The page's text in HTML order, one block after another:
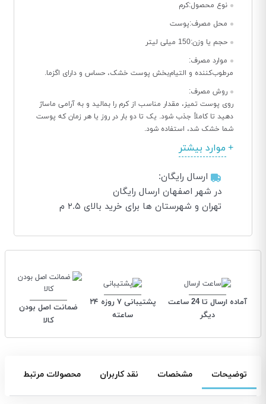
نوع محصول:کرم
محل مصرف:پوست
حجم یا وزن:150 میلی لیتر
موارد مصرف:
مرطوب‌کننده و التیام‌بخش پوست خشک، حساس و دارای اگزما.
روش مصرف:
روی پوست تمیز، مقدار مناسب از کرم را بمالید و به آرامی ماساژ
دهید تا کاملاً جذب شود. یک تا دو بار در روز یا هر زمان که پوست
شما خشک شد، استفاده شود.
موارد بیشتر
ارسال رایگان:
در شهر اصفهان ارسال رایگان
تهران و شهرستان ها برای خرید بالای ۲.۵ م
آماده ارسال تا 24 ساعت
دیگر
پشتیبانی ۷ روزه ۲۴
ساعته
ضمانت اصل بودن
کالا
توضیحات مشخصات نقد کاربران محصولات مرتبط